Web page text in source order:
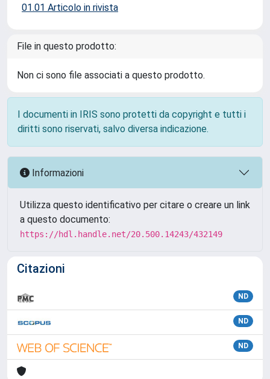
01.01 Articolo in rivista
File in questo prodotto:
Non ci sono file associati a questo prodotto.
I documenti in IRIS sono protetti da copyright e tutti i
diritti sono riservati, salvo diversa indicazione.
Informazioni
Utilizza questo identificativo per citare o creare un link
a questo documento:
https://hdl.handle.net/20.500.14243/432149
Citazioni
ND
ND
ND